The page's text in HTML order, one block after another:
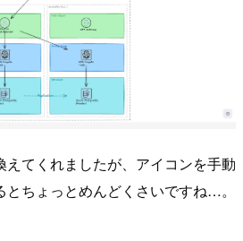
てくれましたが、アイコンを手動
ちょっとめんどくさいですね…。